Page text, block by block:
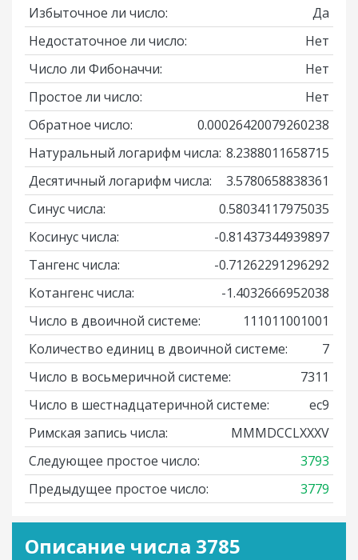
Избыточное ли число:
Да
Недостаточное ли число:
Нет
Число ли Фибоначчи:
Нет
Простое ли число:
Нет
Обратное число:
0.00026420079260238
Натуральный логарифм числа: 8.2388011658715
Десятичный логарифм числа:
3.5780658838361
Синус числа:
0.58034117975035
Косинус числа:
-0.81437344939897
Тангенс числа:
-0.71262291296292
Котангенс числа:
-1.4032666952038
Число в двоичной системе:
111011001001
Количество единиц в двоичной системе:
7
Число в восьмеричной системе:
7311
Число в шестнадцатеричной системе:
ec9
Римская запись числа:
MMMDCCLXXXV
Следующее простое число:
3793
Предыдущее простое число:
3779
Описание числа 3785